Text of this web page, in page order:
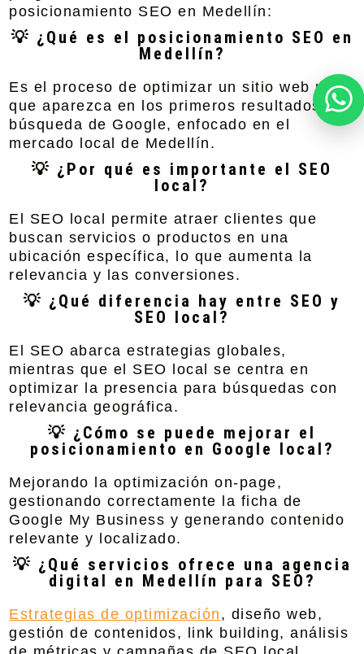
posicionamiento SEO en Medellín:
💡 ¿Qué es el posicionamiento SEO en
Medellín?
Es el proceso de optimizar un sitio web para
que aparezca en los primeros resultados de
búsqueda de Google, enfocado en el
mercado local de Medellín.
💡 ¿Por qué es importante el SEO
local?
El SEO local permite atraer clientes que
buscan servicios o productos en una
ubicación específica, lo que aumenta la
relevancia y las conversiones.
💡 ¿Qué diferencia hay entre SEO y
SEO local?
El SEO abarca estrategias globales,
mientras que el SEO local se centra en
optimizar la presencia para búsquedas con
relevancia geográfica.
💡 ¿Cómo se puede mejorar el
posicionamiento en Google local?
Mejorando la optimización on-page,
gestionando correctamente la ficha de
Google My Business y generando contenido
relevante y localizado.
💡 ¿Qué servicios ofrece una agencia
digital en Medellín para SEO?
Estrategias de optimización , diseño web,
gestión de contenidos, link building, análisis